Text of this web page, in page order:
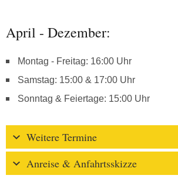
April - Dezember:
Montag - Freitag: 16:00 Uhr
Samstag: 15:00 & 17:00 Uhr
Sonntag & Feiertage: 15:00 Uhr
Weitere Termine
Anreise & Anfahrtsskizze